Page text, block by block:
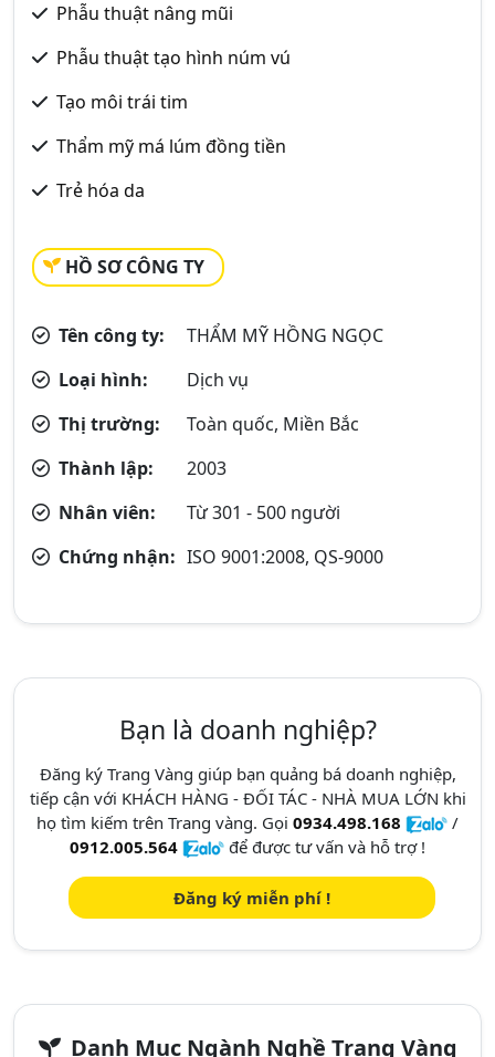
Phẫu thuật nâng mũi
Phẫu thuật tạo hình núm vú
Tạo môi trái tim
Thẩm mỹ má lúm đồng tiền
Trẻ hóa da
HỒ SƠ CÔNG TY
Tên công ty:
THẨM MỸ HỒNG NGỌC
Loại hình:
Dịch vụ
Thị trường:
Toàn quốc, Miền Bắc
Thành lập:
2003
Nhân viên:
Từ 301 - 500 người
Chứng nhận: ISO 9001:2008, QS-9000
Bạn là doanh nghiệp?
Đăng ký Trang Vàng giúp bạn quảng bá doanh nghiệp,
tiếp cận với KHÁCH HÀNG - ĐỐI TÁC - NHÀ MUA LỚN khi
họ tìm kiếm trên Trang vàng. Gọi 0934.498.168
/
0912.005.564
để được tư vấn và hỗ trợ !
Đăng ký miễn phí !
Danh Mục Ngành Nghề Trang Vàng